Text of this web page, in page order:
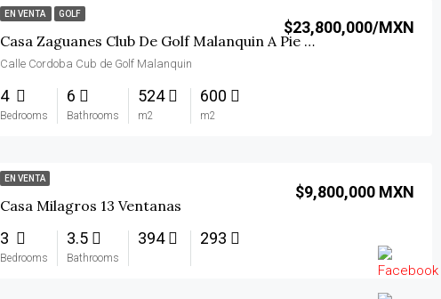
EN VENTA GOLF
Casa Zaguanes Club De Golf Malanquin A Pie De Campo
$23,800,000/MXN
Calle Cordoba Cub de Golf Malanquin
4
Bedrooms
6
Bathrooms
524
m2
600
m2
EN VENTA
Casa Milagros 13 Ventanas
$9,800,000 MXN
3
Bedrooms
3.5
Bathrooms
394 293